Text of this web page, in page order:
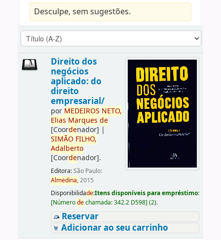
Desculpe, sem sugestões.
Direito dos
negócios
aplicado: do
direito
empresarial/
por MEDEIROS NETO,
Elias Marques de
[Coordenador] |
SIMÃO FILHO,
Adalberto
[Coordenador].
Editora:São Paulo:
Almedina,2015
Disponibilidade:Itens disponíveis para empréstimo:
[Númerodechamada:342.2 D598] (2).
Reservar
Adicionar ao seu carrinho